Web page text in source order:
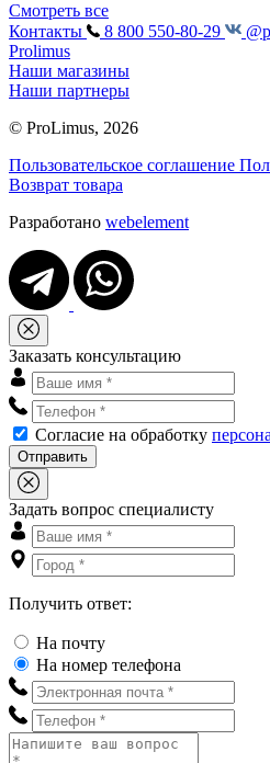
Смотреть все
Контакты
8 800 550-80-29
Prolimus
Наши магазины
Наши партнеры
© ProLimus, 2026
Пользовательское соглашение
Возврат товара
Разработано webelement
Заказать консультацию
Согласие на обработку
Отправить
Задать вопрос специалисту
Получить ответ:
На почту
На номер телефона